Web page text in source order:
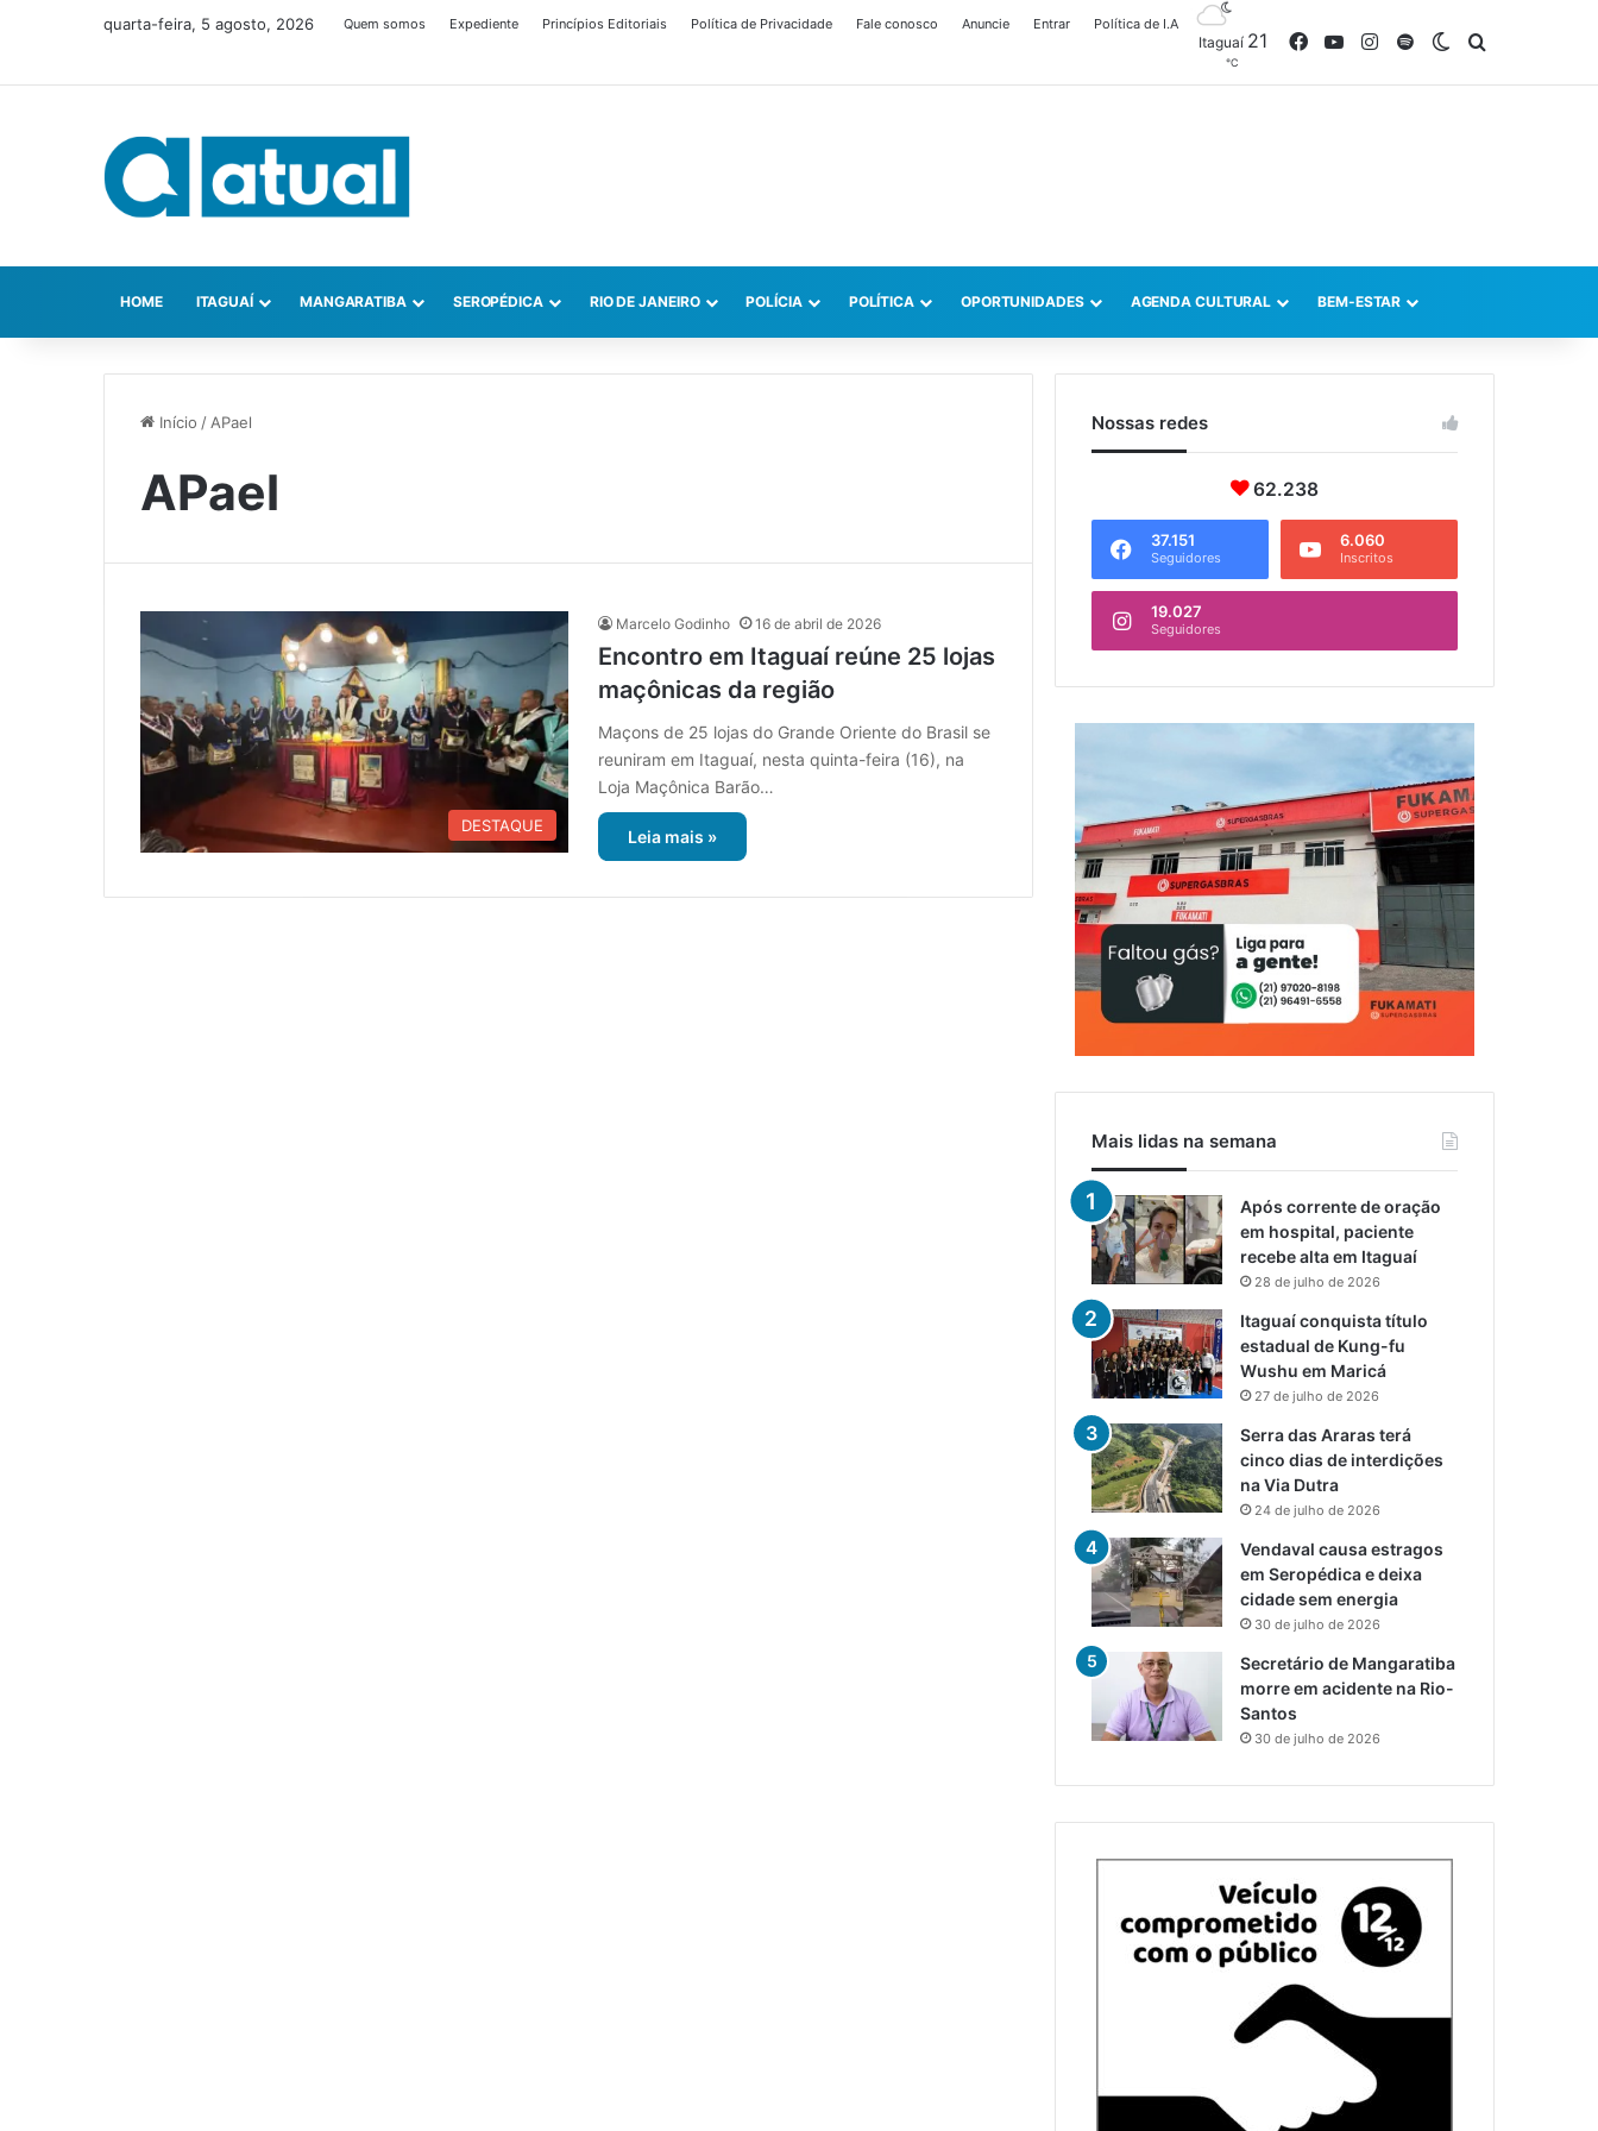
quarta-feira, 5 agosto, 2026 Quem somos Expediente Princípios Editoriais Política de Privacidade Fale conosco Anuncie Entrar Política de I.A
Itaguaí 21
℃
FacebookYouTubeInstagram
SpotifySwitch skin
HOME ITAGUAÍ MANGARATIBA SEROPÉDICA RIO DE JANEIRO POLÍCIA POLÍTICA OPORTUNIDADES AGENDA CULTURAL BEM-ESTAR
Início /APael
APael
DESTAQUE
Marcelo Godinho 16 de abril de 2026
Encontro em Itaguaí reúne 25 lojas
maçônicas da região
Maçons de 25 lojas do Grande Oriente do Brasil se
reuniram em Itaguaí, nesta quinta-feira (16), na
Loja Maçônica Barão…
Leia mais »
Nossas redes
62.238
37.151
Seguidores
6.060
Inscritos
19.027
Seguidores
Mais lidas na semana
Após corrente de oração
em hospital, paciente
recebe alta em Itaguaí
28 de julho de 2026
Itaguaí conquista título
estadual de Kung-fu
Wushu em Maricá
27 de julho de 2026
Serra das Araras terá
cinco dias de interdições
na Via Dutra
24 de julho de 2026
Vendaval causa estragos
em Seropédica e deixa
cidade sem energia
30 de julho de 2026
Secretário de Mangaratiba
morre em acidente na Rio-
Santos
30 de julho de 2026